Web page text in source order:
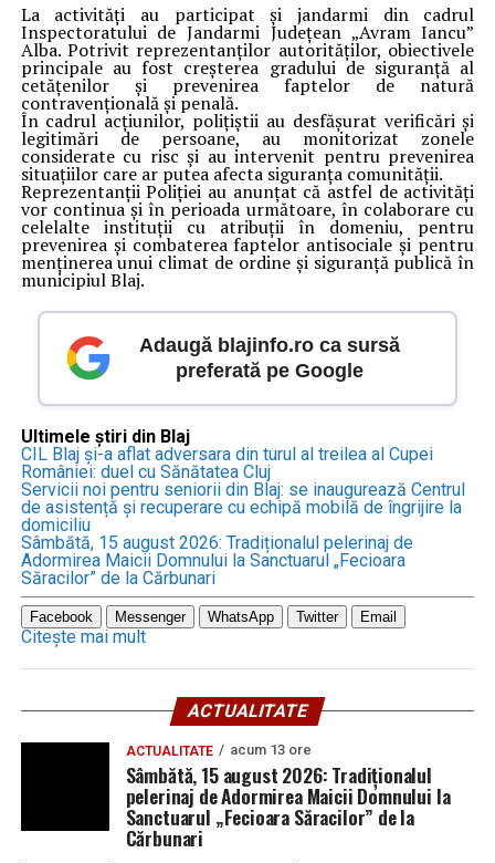
La activități au participat și jandarmi din cadrul
Inspectoratului de Jandarmi Județean „Avram Iancu”
Alba. Potrivit reprezentanților autorităților, obiectivele
principale au fost creșterea gradului de siguranță al
cetățenilor și prevenirea faptelor de natură
contravențională și penală.
În cadrul acțiunilor, polițiștii au desfășurat verificări și
legitimări de persoane, au monitorizat zonele
considerate cu risc și au intervenit pentru prevenirea
situațiilor care ar putea afecta siguranța comunității.
Reprezentanții Poliției au anunțat că astfel de activități
vor continua și în perioada următoare, în colaborare cu
celelalte instituții cu atribuții în domeniu, pentru
prevenirea și combaterea faptelor antisociale și pentru
menținerea unui climat de ordine și siguranță publică în
municipiul Blaj.
Adaugă blajinfo.ro ca sursă
preferată pe Google
Ultimele știri din Blaj
CIL Blaj și-a aflat adversara din turul al treilea al Cupei
României: duel cu Sănătatea Cluj
Servicii noi pentru seniorii din Blaj: se inaugurează Centrul
de asistență și recuperare cu echipă mobilă de îngrijire la
domiciliu
Sâmbătă, 15 august 2026: Tradiționalul pelerinaj de
Adormirea Maicii Domnului la Sanctuarul „Fecioara
Săracilor” de la Cărbunari
Facebook Messenger WhatsApp Twitter Email
Citește mai mult
ACTUALITATE
ACTUALITATE acum 13 ore
Sâmbătă, 15 august 2026: Tradiționalul
pelerinaj de Adormirea Maicii Domnului la
Sanctuarul „Fecioara Săracilor” de la
Cărbunari